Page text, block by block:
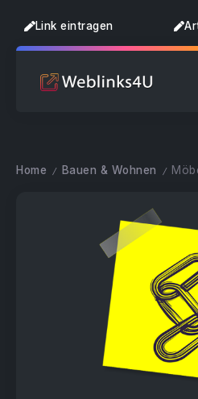
Link eintragen
Home / Bauen & Wohnen /